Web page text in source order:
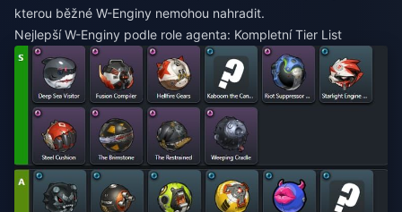
kterou běžné W-Enginy nemohou nahradit.
Nejlepší W-Enginy podle role agenta: Kompletní Tier List